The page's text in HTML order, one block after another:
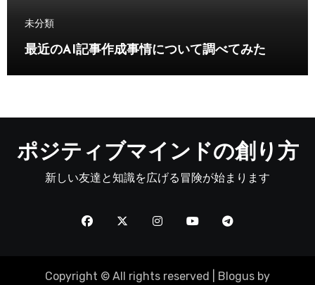
未分類
最近のAI記事作成事情について調べてみた
ポジティブマインドの創り方
新しい友達と知識を広げる冒険が始まります
Copyright © All rights reserved Blogus by